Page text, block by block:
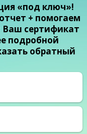
«под ключ»!
+ помогаем
Ваш сертификат
подробной
обратный